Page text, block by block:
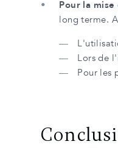
Pour la
long terme.
Lors de
Pour les